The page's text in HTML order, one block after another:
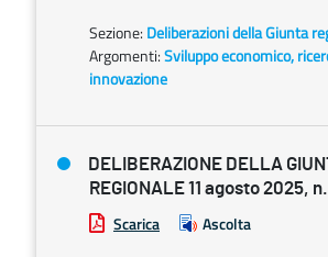
Sezione: Deliberazioni della Giunta
Argomenti:Sviluppo economico,
innovazione
DELIBERAZIONE DELLA
REGIONALE 11 agosto 2025,
Scarica Ascolta